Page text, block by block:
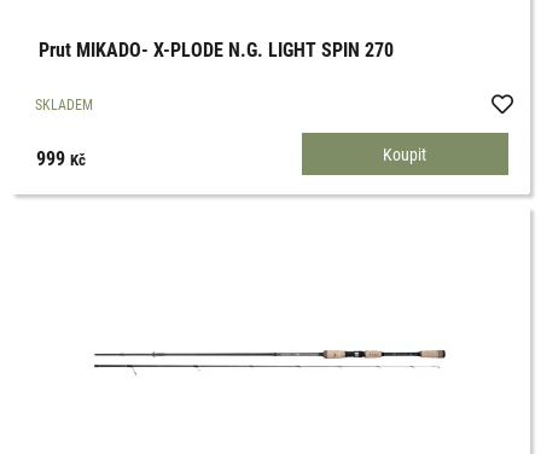
Prut MIKADO- X-PLODE N.G. LIGHT SPIN 270
SKLADEM
999Kč